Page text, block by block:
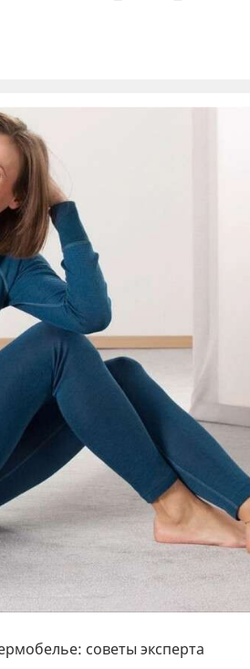
советы эксперта